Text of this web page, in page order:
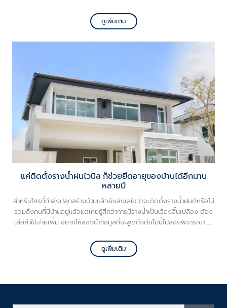
แวดวงช่างหรือไม่ได้ใส่ใจเรื่องบ้านมากนัก วันนี้ VG พามาทำความรู้จัก
BOQ คำศัพท์สำคัญที่ต้องรู้ก่อนเริ่มสร้างบ้าน
ดูเพิ่มเติม
แค่ติดตั้งรางน้ำฝนไวนิล ก็ช่วยยืดอายุของบ้านได้อีกนาน
หลายปี
สำหรับใครที่กำลังปลูกสร้างบ้านแล้วยังลังเลใจว่าจะติดตั้งรางน้ำฝนดีหรือไม่
รวมถึงคนที่มีบ้านอยู่แล้วแต่เคยรู้สึกว่าการมีรางน้ำเป็นเรื่องสิ้นเปลือง ต้อง
เสียค่าใช้จ่ายเพิ่ม อยากให้ลองนำข้อมูลที่จะพูดถึงต่อไปนี้ไปลองพิจารณากัน
ปกป้องบ้านของคุณพร้อมยืดอายุให้อยู่ได้ยาวนานกว่าเดิม ไม่ต้องเสียเงิน
ซ่อมแซมใหม่ให้สิ้นเปลืองด้วย
ดูเพิ่มเติม